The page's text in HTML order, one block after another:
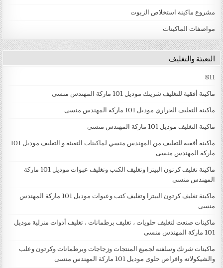
مشروع ماكينة استخلاص الزيوت
مواصفات الماكينات
التعبئة والتغليف
811
ماكينة أفقية للتغليف شرينك موديل 101 ماركة المهندس منسى
ماكينة التغليف الحراري موديل 101 ماركة المهندس منسى
ماكينة التغليف موديل 101 ماركة المهندس منسى
ماكينة أفقية للتغليف من المهندس منسي لماكينات التعبئة و التغليف موديل 101
ماركة المهندس منسى
ماكينة تغليف كرتون البيتزا وتغليف الكتب وتغليف عبوات موديل 101 ماركة
المهندس منسى
ماكينة تغليف كرتون البيتزا وتغليف كتب وعبوات موديل 101 ماركة المهندس
منسى
ماكينات صنعت لتغليف حلويات ، تغليف برطمانات ، تغليف أدوات منزلية موديل
101 ماركة المهندس منسى
ماكينات شرنك وسلفنه لجميع المنتجات وزجاجات وبرطمانات وكرتون وعلب
والشيكولاته واقراص حلوى موديل 101 ماركة المهندس منسى